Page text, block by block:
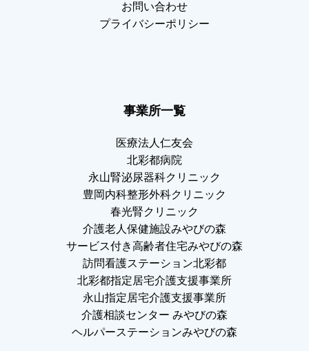
お問い合わせ
プライバシーポリシー
事業所一覧
医療法人仁友会
北彩都病院
永山腎泌尿器科クリニック
豊岡内科整形外科クリニック
春光腎クリニック
介護老人保健施設みやびの森
サービス付き高齢者住宅みやびの森
訪問看護ステーション北彩都
北彩都指定居宅介護支援事業所
永山指定居宅介護支援事業所
介護相談センター みやびの森
ヘルパーステーションみやびの森